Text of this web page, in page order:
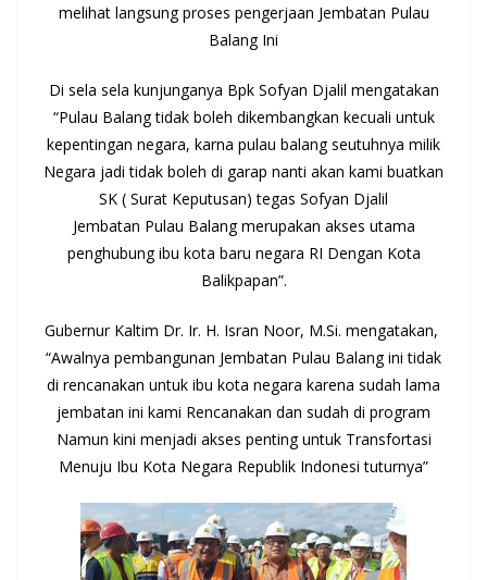
melihat langsung proses pengerjaan Jembatan Pulau
Balang Ini
Di sela sela kunjunganya Bpk Sofyan Djalil mengatakan
“Pulau Balang tidak boleh dikembangkan kecuali untuk
kepentingan negara, karna pulau balang seutuhnya milik
Negara jadi tidak boleh di garap nanti akan kami buatkan
SK ( Surat Keputusan) tegas Sofyan Djalil
Jembatan Pulau Balang merupakan akses utama
penghubung ibu kota baru negara RI Dengan Kota
Balikpapan”.
Gubernur Kaltim Dr. Ir. H. Isran Noor, M.Si. mengatakan,
“Awalnya pembangunan Jembatan Pulau Balang ini tidak
di rencanakan untuk ibu kota negara karena sudah lama
jembatan ini kami Rencanakan dan sudah di program
Namun kini menjadi akses penting untuk Transfortasi
Menuju Ibu Kota Negara Republik Indonesi tuturnya”